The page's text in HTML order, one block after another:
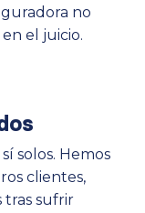
no
el juicio.
solos. Hemos
clientes,
tras sufrir